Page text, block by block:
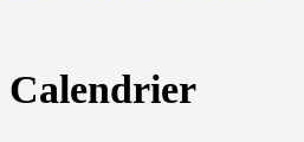
Calendrier